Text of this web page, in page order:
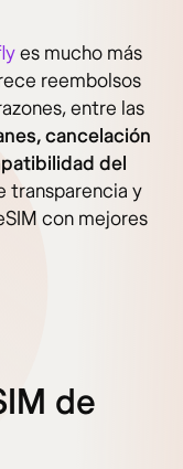
es mucho más
reembolsos
entre las
cancelación
del
transparencia y
con mejores
de